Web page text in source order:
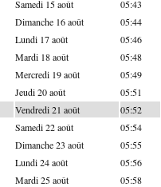
Samedi 15 août 05:43
Dimanche 16 août 05:44
Lundi 17 août 05:46
Mardi 18 août 05:48
Mercredi 19 août 05:49
Jeudi 20 août 05:51
Vendredi 21 août 05:52
Samedi 22 août 05:54
Dimanche 23 août 05:55
Lundi 24 août 05:56
Mardi 25 août 05:58